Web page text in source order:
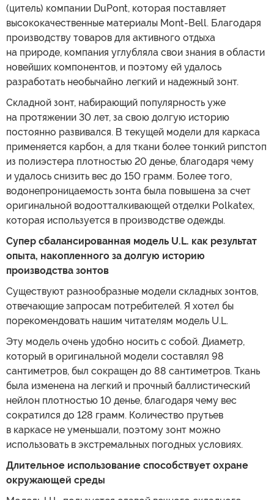
(цитель) компании DuPont, которая поставляет
высококачественные материалы Mont-Bell. Благодаря
производству товаров для активного отдыха
на природе, компания углубляла свои знания в области
новейших компонентов, и поэтому ей удалось
разработать необычайно легкий и надежный зонт.
Складной зонт, набирающий популярность уже
на протяжении 30 лет, за свою долгую историю
постоянно развивался. В текущей модели для каркаса
применяется карбон, а для ткани более тонкий рипстоп
из полиэстера плотностью 20 денье, благодаря чему
и удалось снизить вес до 150 грамм. Более того,
водонепроницаемость зонта была повышена за счет
оригинальной водоотталкивающей отделки Polkatex,
которая используется в производстве одежды.
Супер сбалансированная модель U.L. как результат
опыта, накопленного за долгую историю
производства зонтов
Существуют разнообразные модели складных зонтов,
отвечающие запросам потребителей. Я хотел бы
порекомендовать нашим читателям модель U.L.
Эту модель очень удобно носить с собой. Диаметр,
который в оригинальной модели составлял 98
сантиметров, был сокращен до 88 сантиметров. Ткань
была изменена на легкий и прочный баллистический
нейлон плотностью 10 денье, благодаря чему вес
сократился до 128 грамм. Количество прутьев
в каркасе не уменьшали, поэтому зонт можно
использовать в экстремальных погодных условиях.
Длительное использование способствует охране
окружающей среды